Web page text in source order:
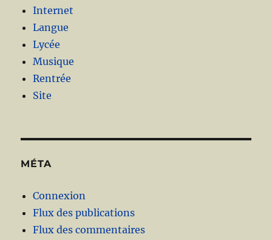
Internet
Langue
Lycée
Musique
Rentrée
Site
MÉTA
Connexion
Flux des publications
Flux des commentaires